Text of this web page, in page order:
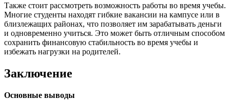
Также стоит рассмотреть возможность работы во время учебы.
Многие студенты находят гибкие вакансии на кампусе или в
близлежащих районах, что позволяет им зарабатывать деньги
и одновременно учиться. Это может быть отличным способом
сохранить финансовую стабильность во время учебы и
избежать нагрузки на родителей.
Заключение
Основные выводы